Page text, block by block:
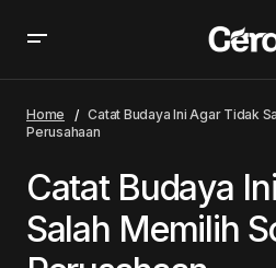
Perusahaan
Home
Catat Budaya Ini Agar Tidak
Perusahaan
Catat Budaya
Salah Memilih